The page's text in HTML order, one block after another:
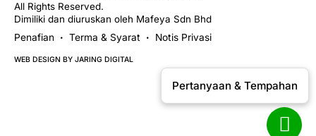
All Rights Reserved.
Dimiliki dan diuruskan oleh Mafeya Sdn Bhd
Penafian
• Terma & Syarat • Notis Privasi
WEB DESIGN BY JARING DIGITAL
Pertanyaan & Tempahan